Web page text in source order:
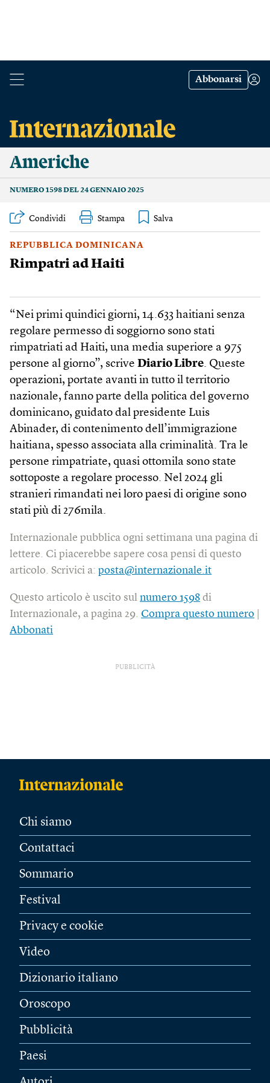
Abbonarsi
Americhe
NUMERO 1598 DEL 24 GENNAIO 2025
Condividi Stampa
REPUBBLICA DOMINICANA
Rimpatri ad Haiti
“Nei primi quindici giorni, 14.633 haitiani senza
regolare permesso di soggiorno sono stati
rimpatriati ad Haiti, una media superiore a 975
persone al giorno”, scrive Diario Libre. Queste
operazioni, portate avanti in tutto il territorio
nazionale, fanno parte della politica del governo
dominicano, guidato dal presidente Luis
Abinader, di contenimento dell’immigrazione
haitiana, spesso associata alla criminalità. Tra le
persone rimpatriate, quasi ottomila sono state
sottoposte a regolare processo. Nel 2024 gli
stranieri rimandati nei loro paesi di origine sono
stati più di 276mila.
Internazionale pubblica ogni settimana una pagina di
lettere. Ci piacerebbe sapere cosa pensi di questo
articolo. Scrivici a: posta@internazionale.it
Questo articolo è uscito sul numero 1598 di
Internazionale, a pagina 29. Compra questo numero
Abbonati
PUBBLICITÀ
Chi siamo
Contattaci
Sommario
Festival
Privacy e cookie
Video
Dizionario italiano
Oroscopo
Pubblicità
Paesi